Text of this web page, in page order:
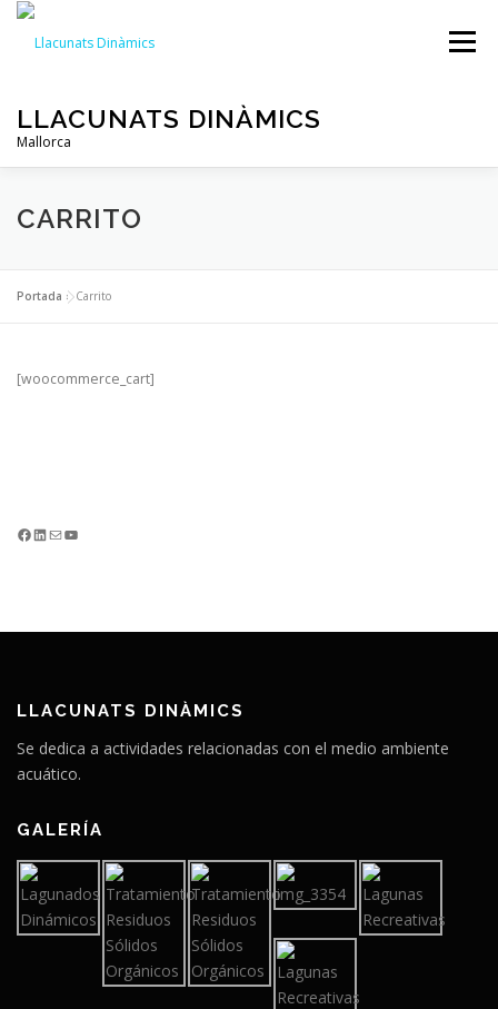
Saltar
contenido
LLACUNATS DINÀMICS
Mallorca
Menú
NOTICIAS
HIDROXJET
CONTACTO
CARRITO
Portada »Carrito
[woocommerce_cart]
Facebook LinkedIn Correo electrónico YouTube
LLACUNATS DINÀMICS
Se dedica a actividades relacionadas con el medio ambiente
acuático.
GALERÍA